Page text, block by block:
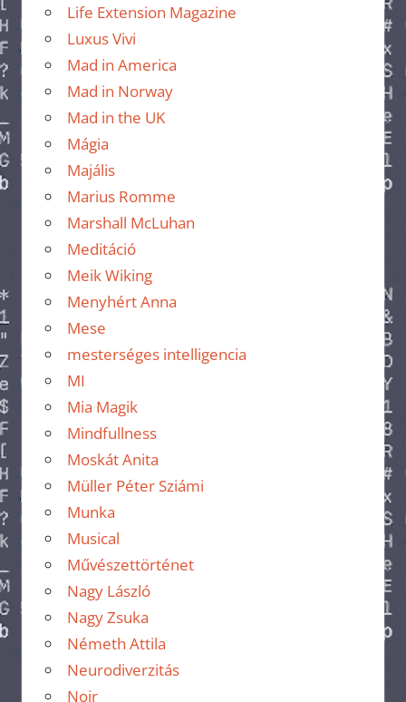
Life Extension Magazine
Luxus Vivi
Mad in America
Mad in Norway
Mad in the UK
Mágia
Majális
Marius Romme
Marshall McLuhan
Meditáció
Meik Wiking
Menyhért Anna
Mese
mesterséges intelligencia
MI
Mia Magik
Mindfullness
Moskát Anita
Müller Péter Sziámi
Munka
Musical
Művészettörténet
Nagy László
Nagy Zsuka
Németh Attila
Neurodiverzitás
Noir